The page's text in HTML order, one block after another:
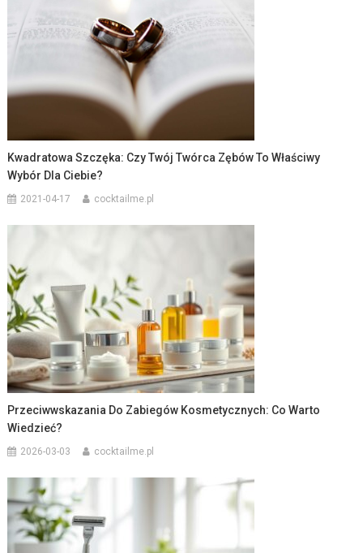
Kwadratowa Szczęka: Czy Twój Twórca Zębów To Właściwy
Wybór Dla Ciebie?
2021-04-17 cocktailme.pl
Przeciwwskazania Do Zabiegów Kosmetycznych: Co Warto
Wiedzieć?
2026-03-03 cocktailme.pl